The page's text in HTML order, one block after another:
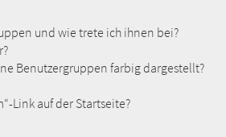
und wie trete ich ihnen bei?
Benutzergruppen farbig dargestellt?
Link auf der Startseite?